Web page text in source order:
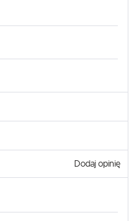
Dodaj opinię